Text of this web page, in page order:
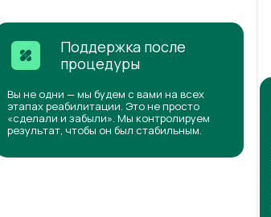
Поддержка после
процедуры
Вы не одни — мы будем с вами на всех
этапах реабилитации. Это не просто
«сделали и забыли». Мы контролируем
результат, чтобы он был стабильным.